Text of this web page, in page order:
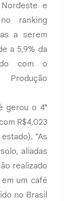
e
ranking
a serem
a 5,9% da
com o
Produção
gerou o 4°
R$4,023
"As
aliadas
realizado
um café
no Brasil